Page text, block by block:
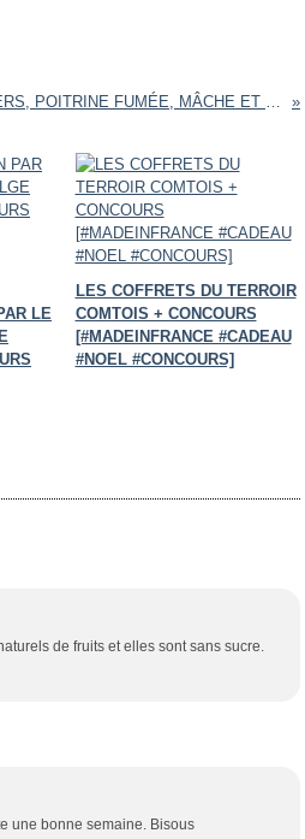
SALADE DE GÉSIERS, POITRINE FUMÉE, MÂCHE ET CAPRICE DES DIEUX [#SALADE #CAPRICEDESDIEUXFR #MINICAPRICE #CHEESE]
LE
LES COFFRETS DU TERROIR
COMTOIS + CONCOURS
[#MADEINFRANCE #CADEAU
#NOEL #CONCOURS]
de fruits et elles sont sans sucre.
une bonne semaine. Bisous